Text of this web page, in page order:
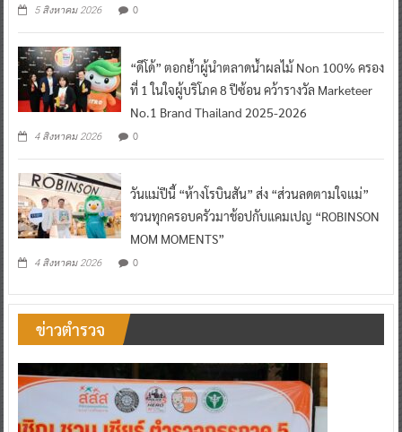
5 สิงหาคม 2026 0
“ดีโด้” ตอกย้ำผู้นำตลาดน้ำผลไม้ Non 100% ครอง
ที่ 1 ในใจผู้บริโภค 8 ปีซ้อน คว้ารางวัล Marketeer
No.1 Brand Thailand 2025-2026
4 สิงหาคม 2026 0
วันแม่ปีนี้ “ห้างโรบินสัน” ส่ง “ส่วนลดตามใจแม่”
ชวนทุกครอบครัวมาช้อปกับแคมเปญ “ROBINSON
MOM MOMENTS”
4 สิงหาคม 2026 0
ข่าวตำรวจ